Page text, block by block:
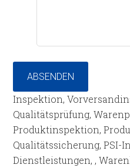
ABSENDEN
Inspektion,
Qualitätsprüfung,
Produktinspektion,
Qualitätssicherung, PSI-
Dienstleistungen, ,